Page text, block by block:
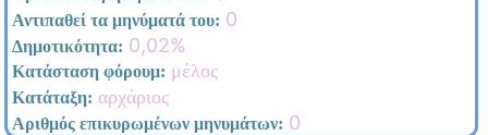
Αντιπαθεί τα μηνύματά του: 0
Δημοτικότητα: 0,02%
Κατάσταση φόρουμ: μέλος
Κατάταξη: αρχάριος
Αριθμός επικυρωμένων μηνυμάτων: 0